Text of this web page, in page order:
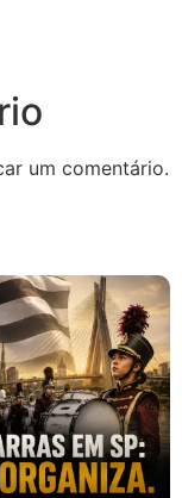
um comentário.